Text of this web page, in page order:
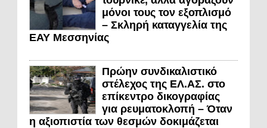
μόνοι τους τον εξοπλισμό
– Σκληρή καταγγελία της
ΕΑΥ Μεσσηνίας
Πρώην συνδικαλιστικό
στέλεχος της ΕΛ.ΑΣ. στο
επίκεντρο δικογραφίας
για ρευματοκλοπή – Όταν
η αξιοπιστία των θεσμών δοκιμάζεται